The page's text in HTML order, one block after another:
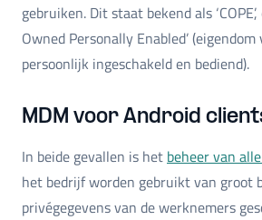
gebruiken. Dit staat bekend als
Owned Personally Enabled’
persoonlijk ingeschakeld en bediend).
MDM voor Android
In beide gevallen is het beheer van
het bedrijf worden gebruikt van groot
privégegevens van de werknemers